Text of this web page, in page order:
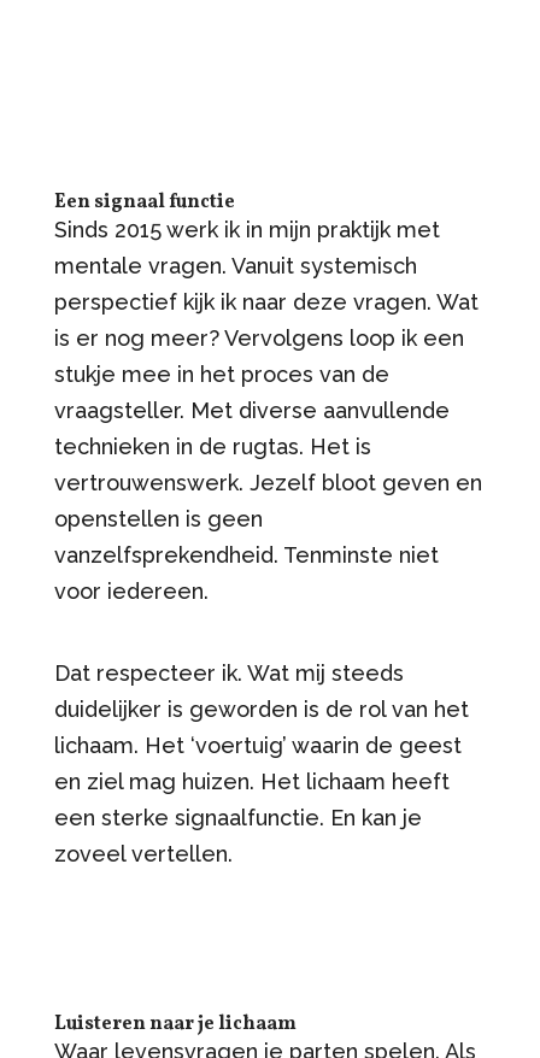
Een signaal functie
Sinds 2015 werk ik in mijn praktijk met
mentale vragen. Vanuit systemisch
perspectief kijk ik naar deze vragen. Wat
is er nog meer? Vervolgens loop ik een
stukje mee in het proces van de
vraagsteller. Met diverse aanvullende
technieken in de rugtas. Het is
vertrouwenswerk. Jezelf bloot geven en
openstellen is geen
vanzelfsprekendheid. Tenminste niet
voor iedereen.
Dat respecteer ik. Wat mij steeds
duidelijker is geworden is de rol van het
lichaam. Het ‘voertuig’ waarin de geest
en ziel mag huizen. Het lichaam heeft
een sterke signaalfunctie. En kan je
zoveel vertellen.
Luisteren naar je lichaam
Waar levensvragen je parten spelen. Als